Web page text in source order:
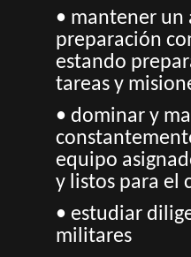
• mantener un
preparación
estando
tareas y
• dominar y
equipo
y listos para el
• estudiar
militares